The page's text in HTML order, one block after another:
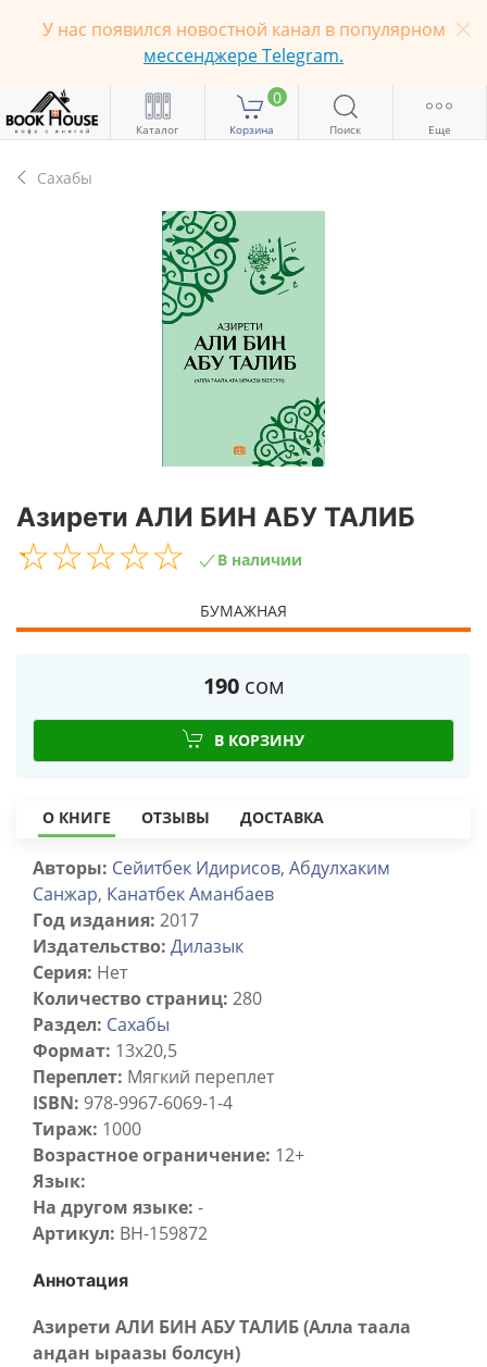
У нас появился новостной канал в популярном
мессенджере Telegram.
Каталог
0
Корзина Поиск Еще
Сахабы
Азирети АЛИ БИН АБУ ТАЛИБ
☆☆☆☆☆
★★★★★ В наличии
БУМАЖНАЯ
190 сом
В КОРЗИНУ
О КНИГЕ ОТЗЫВЫ ДОСТАВКА
Авторы: Сейитбек Идирисов, Абдулхаким
Санжар, Канатбек Аманбаев
Год издания: 2017
Издательство: Дилазык
Серия: Нет
Количество страниц: 280
Раздел: Сахабы
Формат: 13x20,5
Переплет: Мягкий переплет
ISBN: 978-9967-6069-1-4
Тираж: 1000
Возрастное ограничение: 12+
Язык:
На другом языке: -
Артикул: BH-159872
Аннотация
Азирети АЛИ БИН АБУ ТАЛИБ (Алла таала
андан ыраазы болсун)